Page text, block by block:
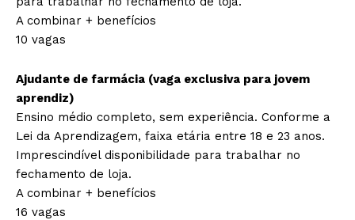
A combinar + benefícios
10 vagas
Ajudante de farmácia (vaga exclusiva para jovem
aprendiz)
Ensino médio completo, sem experiência. Conforme a
Lei da Aprendizagem, faixa etária entre 18 e 23 anos.
Imprescindível disponibilidade para trabalhar no
fechamento de loja.
A combinar + benefícios
16 vagas